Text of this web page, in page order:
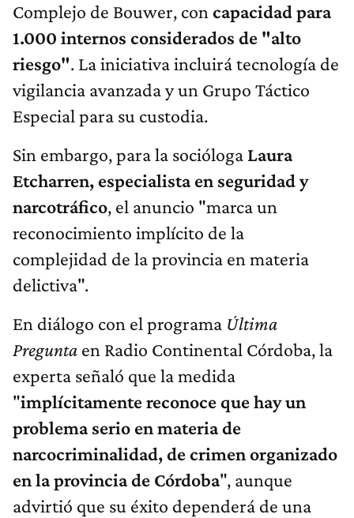
Complejo de Bouwer, con capacidad para
1.000 internos considerados de "alto
riesgo". La iniciativa incluirá tecnología de
vigilancia avanzada y un Grupo Táctico
Especial para su custodia.
Sin embargo, para la socióloga Laura
Etcharren, especialista en seguridad y
narcotráfico, el anuncio "marca un
reconocimiento implícito de la
complejidad de la provincia en materia
delictiva".
En diálogo con el programa Última
Pregunta en Radio Continental Córdoba, la
experta señaló que la medida
"implícitamente reconoce que hay un
problema serio en materia de
narcocriminalidad, de crimen organizado
en la provincia de Córdoba", aunque
advirtió que su éxito dependerá de una